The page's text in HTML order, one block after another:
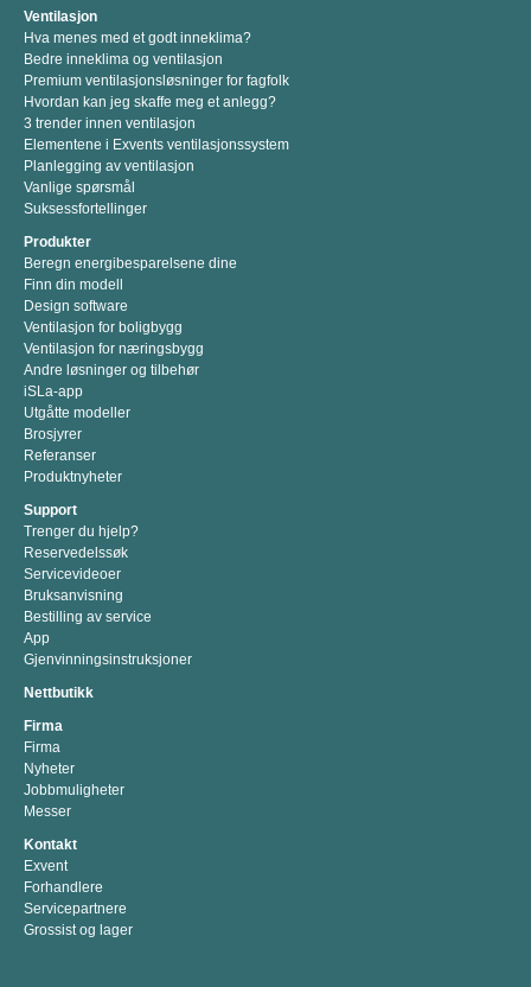
Ventilasjon
Hva menes med et godt inneklima?
Bedre inneklima og ventilasjon
Premium ventilasjonsløsninger for fagfolk
Hvordan kan jeg skaffe meg et anlegg?
3 trender innen ventilasjon
Elementene i Exvents ventilasjonssystem
Planlegging av ventilasjon
Vanlige spørsmål
Suksessfortellinger
Produkter
Beregn energibesparelsene dine
Finn din modell
Design software
Ventilasjon for boligbygg
Ventilasjon for næringsbygg
Andre løsninger og tilbehør
iSLa-app
Utgåtte modeller
Brosjyrer
Referanser
Produktnyheter
Support
Trenger du hjelp?
Reservedelssøk
Servicevideoer
Bruksanvisning
Bestilling av service
App
Gjenvinningsinstruksjoner
Nettbutikk
Firma
Firma
Nyheter
Jobbmuligheter
Messer
Kontakt
Exvent
Forhandlere
Servicepartnere
Grossist og lager